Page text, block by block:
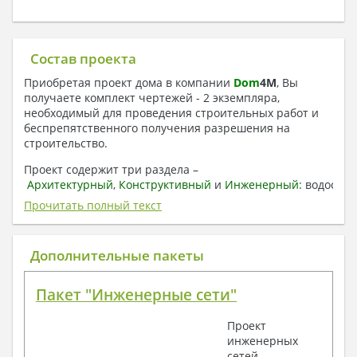
Состав проекта
Приобретая проект дома в компании Dom4M, Вы
получаете комплект чертежей - 2 экземпляра,
необходимый для проведения строительных работ и
беспрепятственного получения разрешения на
строительство.
Проект содержит три раздела –
Архитектурный, Конструктивный и Инженерный:
отопление, вентиляция, канализация,
электроснабжение (приобретается за дополнительную
плату) + Пояснительная записка.
1. Архитектурный раздел:
План координационных осей
Поэтажные маркировочные планы с
Прочитать полный текст
Дополнительные пакеты
Пакет "Инженерные сети"
Проект
инженерных